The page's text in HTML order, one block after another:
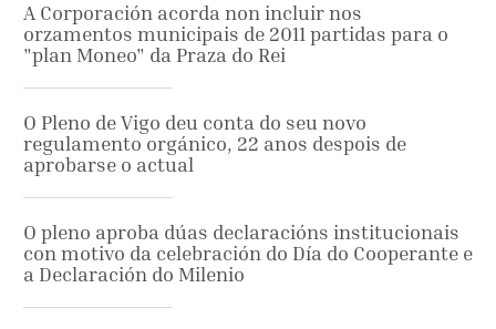
A Corporación acorda non incluir nos
orzamentos municipais de 2011 partidas para o
"plan Moneo" da Praza do Rei
O Pleno de Vigo deu conta do seu novo
regulamento orgánico, 22 anos despois de
aprobarse o actual
O pleno aproba dúas declaracións institucionais
con motivo da celebración do Día do Cooperante e
a Declaración do Milenio